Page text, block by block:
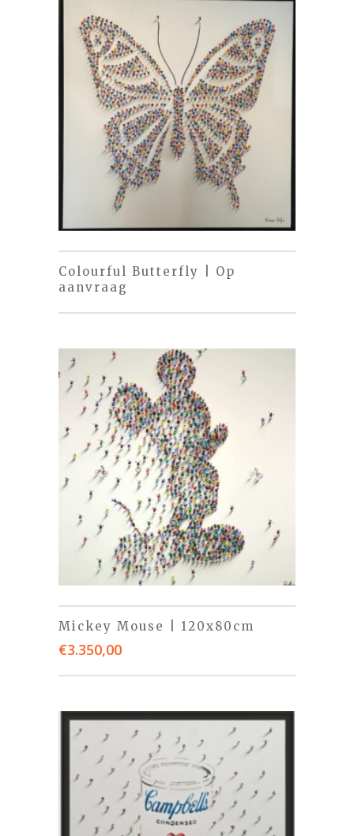
Colourful Butterfly | Op
aanvraag
Mickey Mouse | 120x80cm
€3.350,00